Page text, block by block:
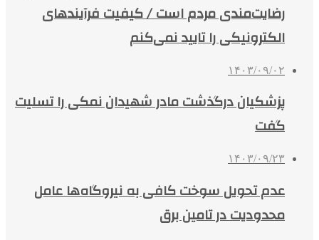
رضایت‌مندی مردم است / کیفیت فرآیندهای
الکترونیکی را تایید نمی‌کنم
۱۴۰۳/۰۹/۰۲
پزشکیان درگذشت مادر شهیدان نمکی را تسلیت
گفت
۱۴۰۳/۰۹/۲۳
عدم تحویل سوخت کافی به نیروگاه‌ها عامل
محدودیت در تامین برق